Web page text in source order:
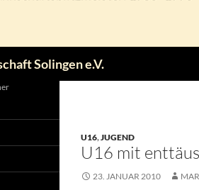
Solingen e.V.
U16,JUGEND
U16 mit
23. JANUAR 2010